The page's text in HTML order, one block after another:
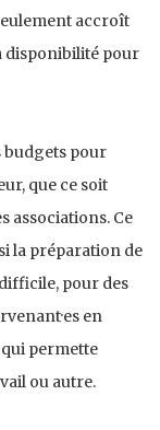
accroît
disponibilité pour
budgets pour
que ce soit
associations. Ce
la préparation de
pour des
en
permette
ou autre.